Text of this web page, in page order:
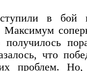
в
что
проблем.